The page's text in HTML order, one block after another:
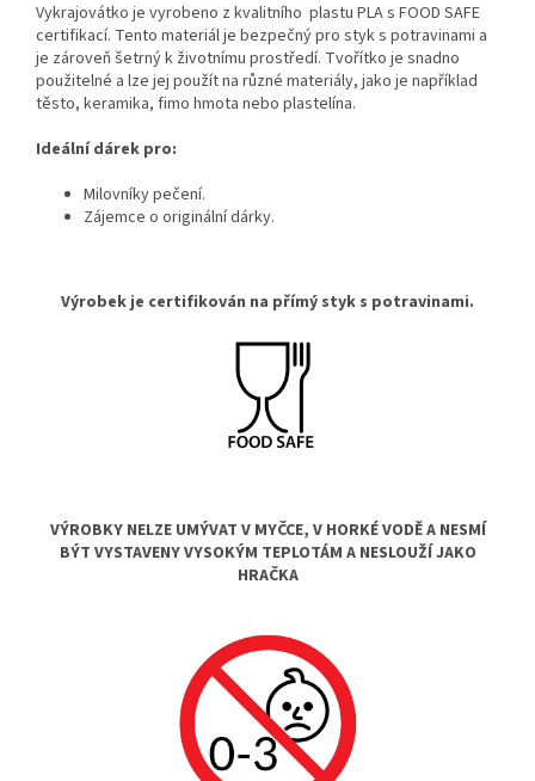
Vykrajovátko je vyrobeno z kvalitního plastu PLA s FOOD SAFE
certifikací. Tento materiál je bezpečný pro styk s potravinami a
je zároveň šetrný k životnímu prostředí. Tvořítko je snadno
použitelné a lze jej použít na různé materiály, jako je například
těsto, keramika, fimo hmota nebo plastelína.
Ideální dárek pro:
Milovníky pečení.
Zájemce o originální dárky.
Výrobek je certifikován na přímý styk s potravinami.
VÝROBKY NELZE UMÝVAT V MYČCE, V HORKÉ VODĚ A NESMÍ
BÝT VYSTAVENY VYSOKÝM TEPLOTÁM A NESLOUŽÍ JAKO
HRAČKA